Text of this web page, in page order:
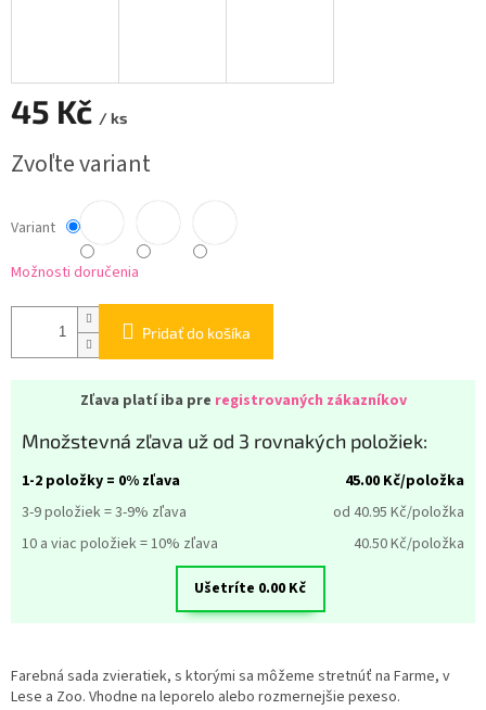
45 Kč / ks
cena:
Zvoľte variant
Variant
Možnosti doručenia
Pridať do košíka
Zľava platí iba pre registrovaných zákazníkov
Množstevná zľava už od 3 rovnakých položiek:
1-2 položky = 0% zľava 45.00 Kč/položka
3-9 položiek = 3-9% zľava
od 40.95 Kč/položka
10 a viac položiek = 10% zľava
40.50Kč/položka
Ušetríte 0.00 Kč
Farebná sada zvieratiek, s ktorými sa môžeme stretnúť na Farme, v
Lese a Zoo. Vhodne na leporelo alebo rozmernejšie pexeso.